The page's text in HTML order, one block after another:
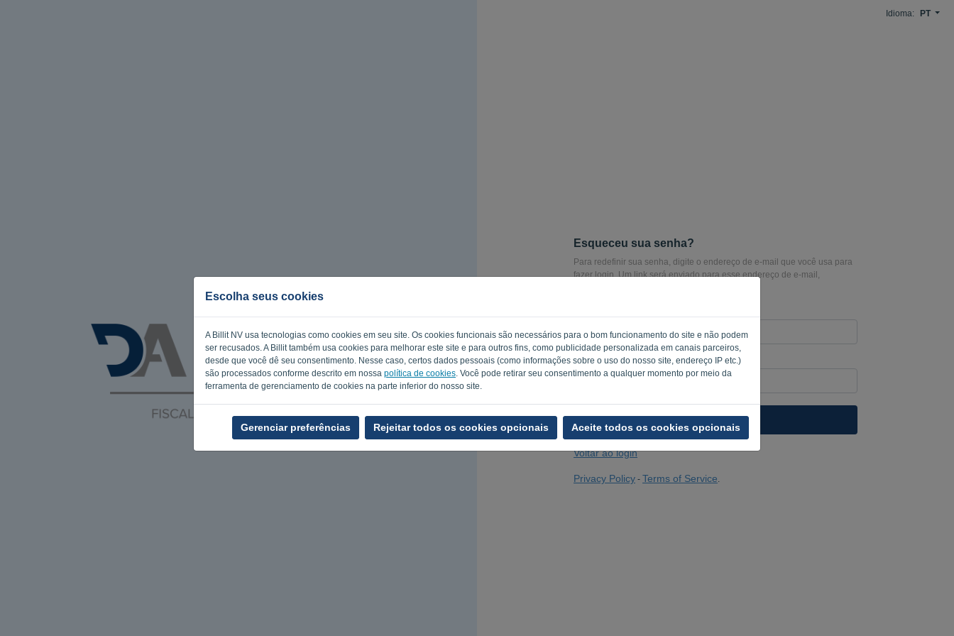
Escolha seus cookies
A Billit NV usa tecnologias como cookies em seu site. Os cookies funcionais são necessários para o bom funcionamento do site e não podem
ser recusados. A Billit também usa cookies para melhorar este site e para outros fins, como publicidade personalizada em canais parceiros,
desde que você dê seu consentimento. Nesse caso, certos dados pessoais (como informações sobre o uso do nosso site, endereço IP etc.)
são processados conforme descrito em nossa política de cookies . Você pode retirar seu consentimento a qualquer momento por meio da
ferramenta de gerenciamento de cookies na parte inferior do nosso site.
Gerenciar preferências Rejeitar todos os cookies opcionais Aceite todos os cookies opcionais
Idioma: PT
Esqueceu sua senha?
Para redefinir sua senha, digite o endereço de e-mail que você usa para
fazer login. Um link será enviado para esse endereço de e-mail,
Você não é um computador? Preencha '
ENVIAR LINK
Voltar ao login
Privacy Policy - Terms of Service